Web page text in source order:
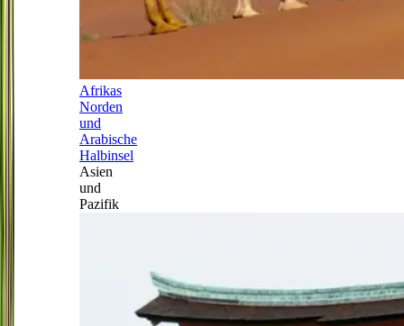
Afrikas
Norden
und
Arabische
Halbinsel
Asien
und
Pazifik